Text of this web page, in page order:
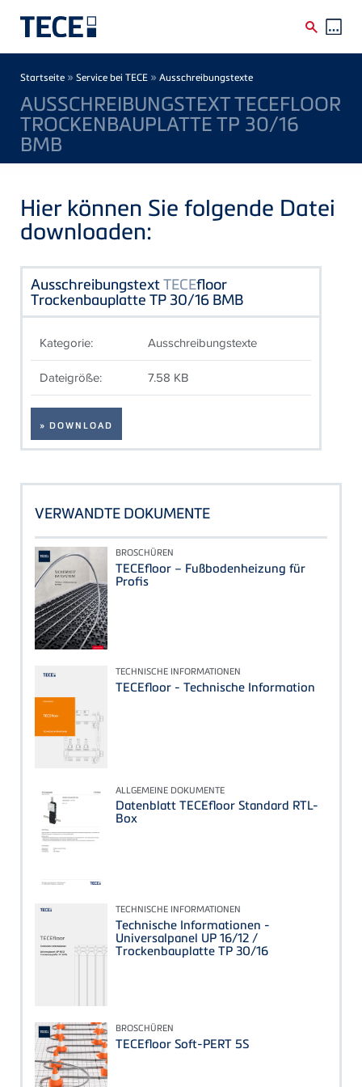
Breadcrumb
Startseite » Service bei TECE » Ausschreibungstexte
AUSSCHREIBUNGSTEXT TECEFLOOR
TROCKENBAUPLATTE TP 30/16
BMB
Hier können Sie folgende Datei
downloaden:
AusschreibungstextTECEfloor
Trockenbauplatte TP 30/16 BMB
Kategorie: Ausschreibungstexte
Dateigröße: 7.58 KB
» DOWNLOAD
VERWANDTE DOKUMENTE
BROSCHÜREN
TECEfloor – Fußbodenheizung für
Profis
TECHNISCHE INFORMATIONEN
TECEfloor - Technische Information
ALLGEMEINE DOKUMENTE
Datenblatt TECEfloor Standard RTL-
Box
TECHNISCHE INFORMATIONEN
Technische Informationen -
Universalpanel UP 16/12 /
Trockenbauplatte TP 30/16
BROSCHÜREN
TECEfloor Soft-PERT 5S